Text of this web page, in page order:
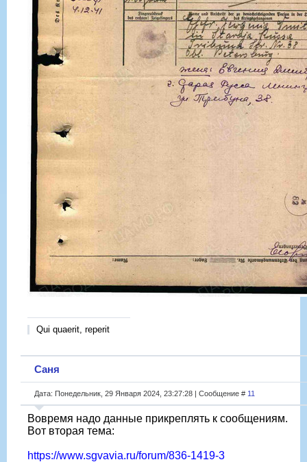
Qui quaerit, reperit
Саня
Дата: Понедельник, 29 Января 2024, 23:27:28 | Сообщение # 11
Вовремя надо данные прикреплять к сообщениям.
Вот вторая тема:
https://www.sgvavia.ru/forum/836-1419-3